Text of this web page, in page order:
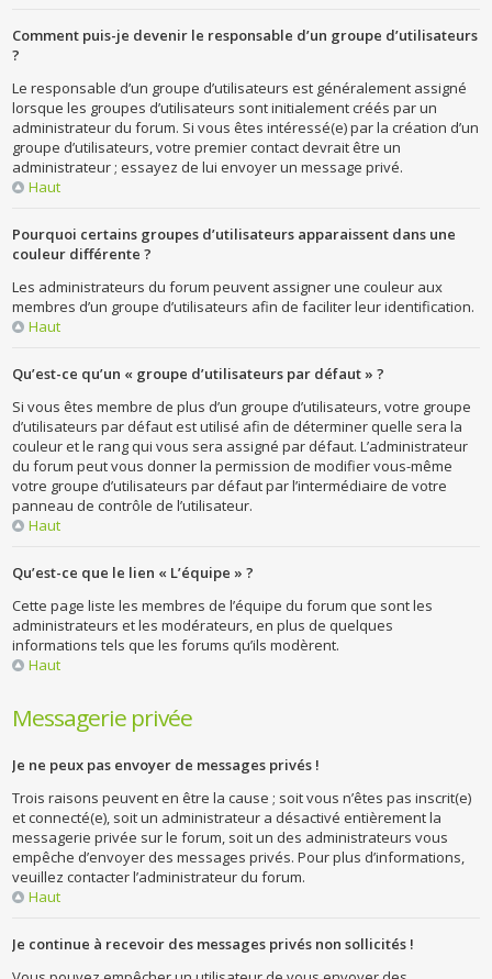
Comment puis-je devenir le responsable d’un groupe d’utilisateurs
?
Le responsable d’un groupe d’utilisateurs est généralement assigné
lorsque les groupes d’utilisateurs sont initialement créés par un
administrateur du forum. Si vous êtes intéressé(e) par la création d’un
groupe d’utilisateurs, votre premier contact devrait être un
administrateur ; essayez de lui envoyer un message privé.
Haut
Pourquoi certains groupes d’utilisateurs apparaissent dans une
couleur différente ?
Les administrateurs du forum peuvent assigner une couleur aux
membres d’un groupe d’utilisateurs afin de faciliter leur identification.
Haut
Qu’est-ce qu’un « groupe d’utilisateurs par défaut » ?
Si vous êtes membre de plus d’un groupe d’utilisateurs, votre groupe
d’utilisateurs par défaut est utilisé afin de déterminer quelle sera la
couleur et le rang qui vous sera assigné par défaut. L’administrateur
du forum peut vous donner la permission de modifier vous-même
votre groupe d’utilisateurs par défaut par l’intermédiaire de votre
panneau de contrôle de l’utilisateur.
Haut
Qu’est-ce que le lien « L’équipe » ?
Cette page liste les membres de l’équipe du forum que sont les
administrateurs et les modérateurs, en plus de quelques
informations tels que les forums qu’ils modèrent.
Haut
Messagerie privée
Je ne peux pas envoyer de messages privés !
Trois raisons peuvent en être la cause ; soit vous n’êtes pas inscrit(e)
et connecté(e), soit un administrateur a désactivé entièrement la
messagerie privée sur le forum, soit un des administrateurs vous
empêche d’envoyer des messages privés. Pour plus d’informations,
veuillez contacter l’administrateur du forum.
Haut
Je continue à recevoir des messages privés non sollicités !